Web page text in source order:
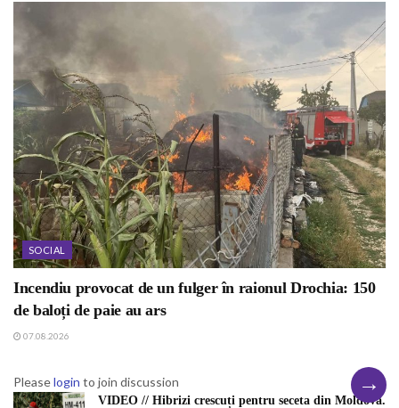
SOCIAL
Incendiu provocat de un fulger în raionul Drochia: 150
de baloți de paie au ars
07.08.2026
Pleaselogin to join discussion
VIDEO // Hibrizi crescuți pentru seceta din Moldova.
→